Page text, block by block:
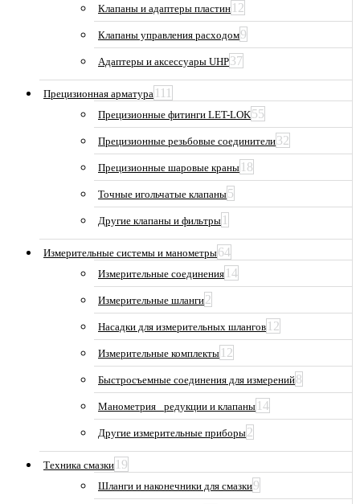
Клапаны и адаптеры пластин 12
Клапаны управления расходом9
Адаптеры и аксессуары UHP37
Прецизионная арматура 111
Прецизионные фитинги LET-LOK55
Прецизионные резьбовые соединители32
Прецизионные шаровые краны 18
Точные игольчатые клапаны5
Другие клапаны и фильтры 1
Измерительные системы и манометры64
Измерительные соединения 14
Измерительные шланги2
Насадки для измерительных шлангов 12
Измерительные комплекты 12
Быстросъемные соединения для измерений8
Манометрия_ редукции и клапаны 14
Другие измерительные приборы2
Техника смазки 19
Шланги и наконечники для смазки9